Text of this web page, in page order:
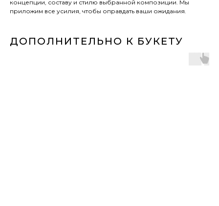
концепции, составу и стилю выбранной композиции. Мы
приложим все усилия, чтобы оправдать ваши ожидания.
ДОПОЛНИТЕЛЬНО К БУКЕТУ